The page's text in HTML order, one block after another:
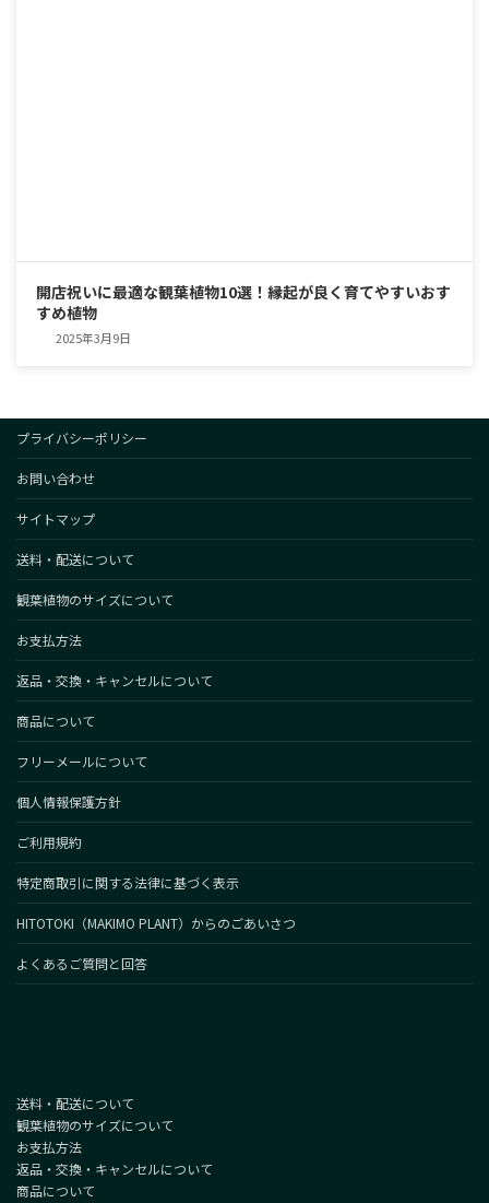
開店祝いに最適な観葉植物10選！縁起が良く育てやすいおす
すめ植物
2025年3月9日
プライバシーポリシー
お問い合わせ
サイトマップ
送料・配送について
観葉植物のサイズについて
お支払方法
返品・交換・キャンセルについて
商品について
フリーメールについて
個人情報保護方針
ご利用規約
特定商取引に関する法律に基づく表示
HITOTOKI（MAKIMO PLANT）からのごあいさつ
よくあるご質問と回答
送料・配送について
観葉植物のサイズについて
お支払方法
返品・交換・キャンセルについて
商品について